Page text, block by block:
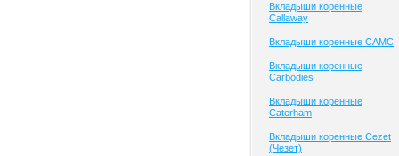
Вкладыши коренные
Callaway
Вкладыши коренные CAMC
Вкладыши коренные
Carbodies
Вкладыши коренные
Caterham
Вкладыши коренные Cezet
(Чезет)